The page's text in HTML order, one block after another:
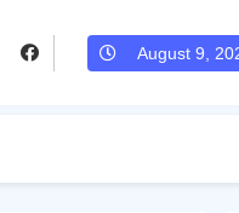
August 9,